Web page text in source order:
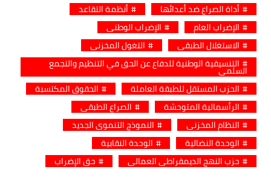
أداة الصراع ضد أعدائها
أنظمة التقاعد
الإضراب العام
الإضراب الوطني
الاستغلال الطبقي
التغول المخزني
التنسيقية الوطنية للدفاع عن الحق في التنظيم والتجمع
السلمي
الحزب المستقل للطبقة العاملة
الحقوق المكتسبة
الرأسمالية المتوحشة
الصراع الطبقي
النظام المخزني
النموذج التنموي الجديد
الوحدة النضالية
الوحدة النقابية
حزب النهج الديمقراطي العمالي
حق الإضراب